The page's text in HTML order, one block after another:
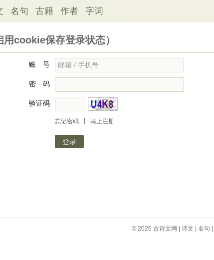
名句 古籍 作者 字词
cookie保存登录状态）
账 号
密 码
验证码
忘记密码 马上注册
© 2026 古诗文网 诗文 名句